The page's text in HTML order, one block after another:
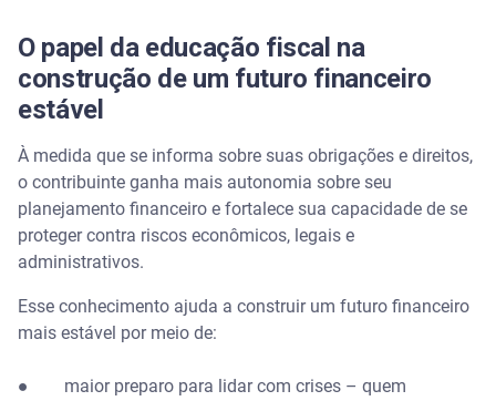
O papel da educação fiscal na
construção de um futuro financeiro
estável
À medida que se informa sobre suas obrigações e direitos,
o contribuinte ganha mais autonomia sobre seu
planejamento financeiro e fortalece sua capacidade de se
proteger contra riscos econômicos, legais e
administrativos.
Esse conhecimento ajuda a construir um futuro financeiro
mais estável por meio de:
● maior preparo para lidar com crises – quem